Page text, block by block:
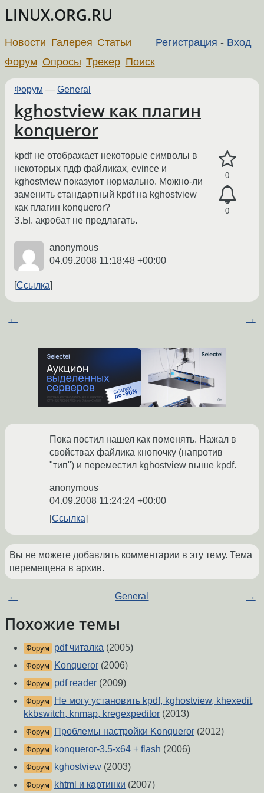
LINUX.ORG.RU
Регистрация - Вход
Новости Галерея Статьи
Форум Опросы Трекер Поиск
Форум — General
kghostview как плагин
konqueror
0
0
kpdf не отображает некоторые символы в
некоторых пдф файликах, evince и
kghostview показуют нормально. Можно-ли
заменить стандартный kpdf на kghostview
как плагин konqueror?
З.Ы. акробат не предлагать.
anonymous
04.09.2008 11:18:48 +00:00
Ссылка
← →
Пока постил нашел как поменять. Нажал в
свойствах файлика кнопочку (напротив
"тип") и переместил kghostview выше kpdf.
anonymous
04.09.2008 11:24:24 +00:00
Ссылка
Вы не можете добавлять комментарии в эту тему. Тема
перемещена в архив.
← General →
Похожие темы
Форум pdf читалка (2005)
Форум Konqueror (2006)
Форум pdf reader (2009)
Форум
Не могу установить kpdf, kghostview, khexedit,
kkbswitch, knmap, kregexpeditor (2013)
Форум Проблемы настройки Konqueror (2012)
Форум konqueror-3.5-x64 + flash (2006)
Форум kghostview (2003)
Форум khtml и картинки (2007)